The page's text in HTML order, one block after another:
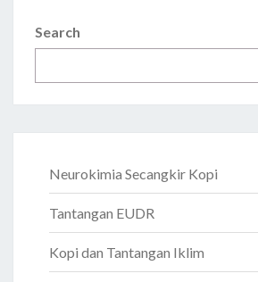
Search
Neurokimia Secangkir Kopi
Tantangan EUDR
Kopi dan Tantangan Iklim